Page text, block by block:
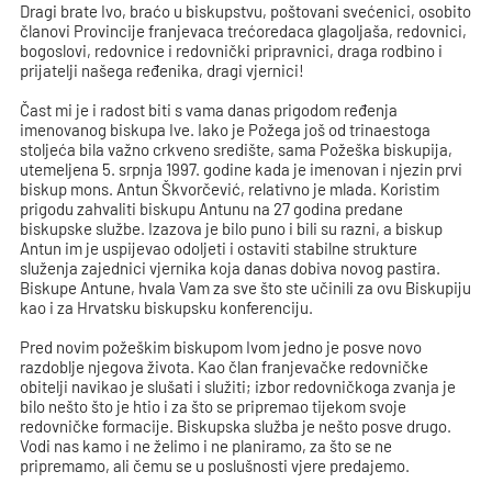
Dragi brate Ivo, braćo u biskupstvu, poštovani svećenici, osobito
članovi Provincije franjevaca trećoredaca glagoljaša, redovnici,
bogoslovi, redovnice i redovnički pripravnici, draga rodbino i
prijatelji našega ređenika, dragi vjernici!
Čast mi je i radost biti s vama danas prigodom ređenja
imenovanog biskupa Ive. Iako je Požega još od trinaestoga
stoljeća bila važno crkveno središte, sama Požeška biskupija,
utemeljena 5. srpnja 1997. godine kada je imenovan i njezin prvi
biskup mons. Antun Škvorčević, relativno je mlada. Koristim
prigodu zahvaliti biskupu Antunu na 27 godina predane
biskupske službe. Izazova je bilo puno i bili su razni, a biskup
Antun im je uspijevao odoljeti i ostaviti stabilne strukture
služenja zajednici vjernika koja danas dobiva novog pastira.
Biskupe Antune, hvala Vam za sve što ste učinili za ovu Biskupiju
kao i za Hrvatsku biskupsku konferenciju.
Pred novim požeškim biskupom Ivom jedno je posve novo
razdoblje njegova života. Kao član franjevačke redovničke
obitelji navikao je slušati i služiti; izbor redovničkoga zvanja je
bilo nešto što je htio i za što se pripremao tijekom svoje
redovničke formacije. Biskupska služba je nešto posve drugo.
Vodi nas kamo i ne želimo i ne planiramo, za što se ne
pripremamo, ali čemu se u poslušnosti vjere predajemo.